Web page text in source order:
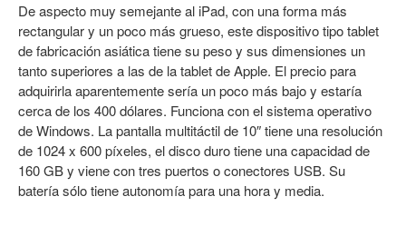
De aspecto muy semejante al iPad, con una forma más
rectangular y un poco más grueso, este dispositivo tipo tablet
de fabricación asiática tiene su peso y sus dimensiones un
tanto superiores a las de la tablet de Apple. El precio para
adquirirla aparentemente sería un poco más bajo y estaría
cerca de los 400 dólares. Funciona con el sistema operativo
de Windows. La pantalla multitáctil de 10″ tiene una resolución
de 1024 x 600 píxeles, el disco duro tiene una capacidad de
160 GB y viene con tres puertos o conectores USB. Su
batería sólo tiene autonomía para una hora y media.